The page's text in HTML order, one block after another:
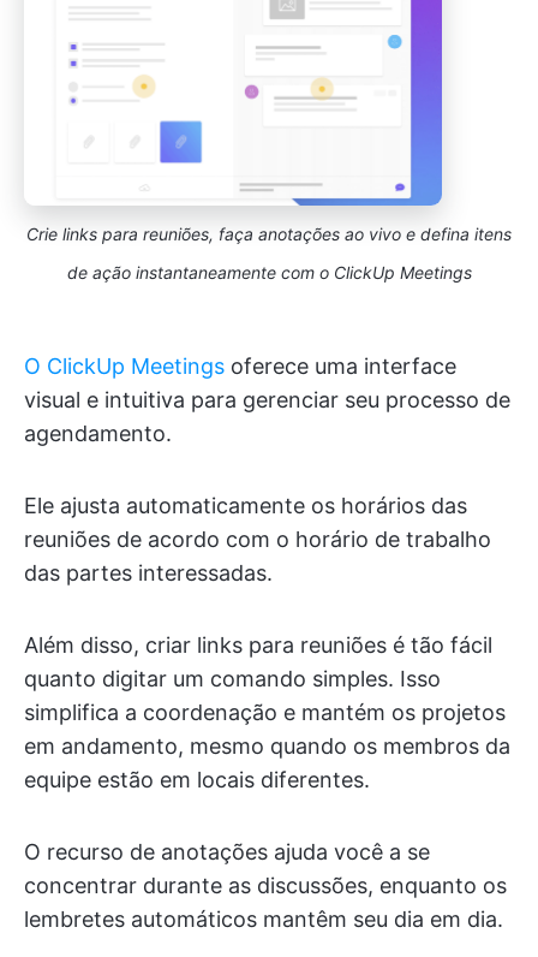
Crie links para reuniões, faça anotações ao vivo e defina itens
de ação instantaneamente com o ClickUp Meetings
O ClickUp Meetings oferece uma interface
visual e intuitiva para gerenciar seu processo de
agendamento.
Ele ajusta automaticamente os horários das
reuniões de acordo com o horário de trabalho
das partes interessadas.
Além disso, criar links para reuniões é tão fácil
quanto digitar um comando simples. Isso
simplifica a coordenação e mantém os projetos
em andamento, mesmo quando os membros da
equipe estão em locais diferentes.
O recurso de anotações ajuda você a se
concentrar durante as discussões, enquanto os
lembretes automáticos mantêm seu dia em dia.